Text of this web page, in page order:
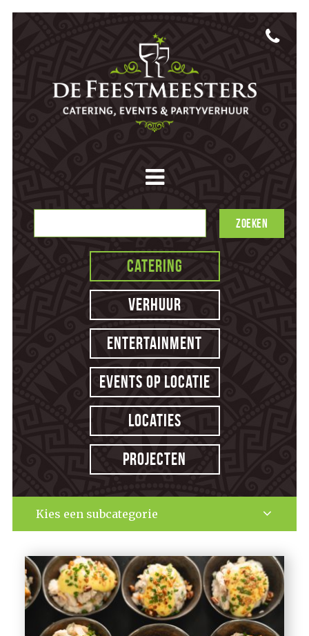
Catering
Verhuur
Entertainment
Events op locatie
Locaties
Projecten
Kies een subcategorie